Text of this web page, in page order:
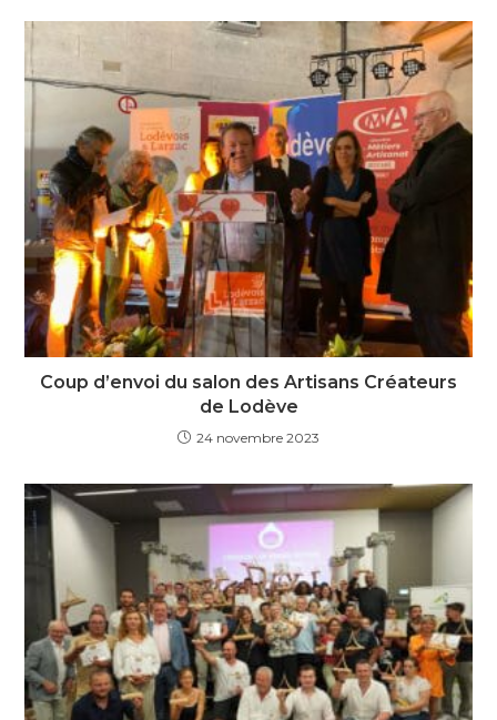
Coup d’envoi du salon des Artisans Créateurs
de Lodève
24 novembre 2023